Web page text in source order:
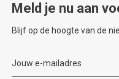
Meld je nu aan
Blijf op de hoogte van de